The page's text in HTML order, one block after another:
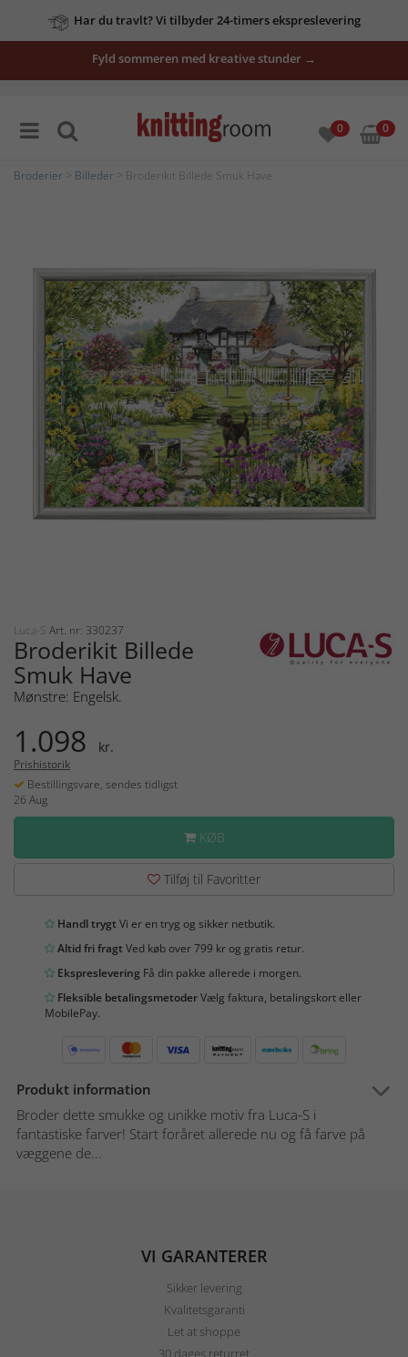
Har du travlt? Vi tilbyder 24-timers ekspreslevering
Fyld sommeren med kreative stunder →
0 0
Broderier Billeder > Broderikit Billede Smuk Have
Luca-S Art. nr: 330237
Broderikit Billede
Smuk Have
Mønstre: Engelsk.
1.098 kr.
Prishistorik
Bestillingsvare, sendes tidligst
26 Aug
KØB
Tilføj til Favoritter
Handl trygtVi er en tryg og sikker netbutik.
Altid fri fragtVed køb over 799 kr og gratis retur.
Ekspreslevering Få din pakke allerede i morgen.
Fleksible betalingsmetoderVælg faktura, betalingskort eller
MobilePay.
Produkt information
Broder dette smukke og unikke motiv fra Luca-S i
fantastiske farver! Start foråret allerede nu og få farve på
væggene de...
VI GARANTERER
Sikker levering
Kvalitetsgaranti
Let at shoppe
30 dages returret